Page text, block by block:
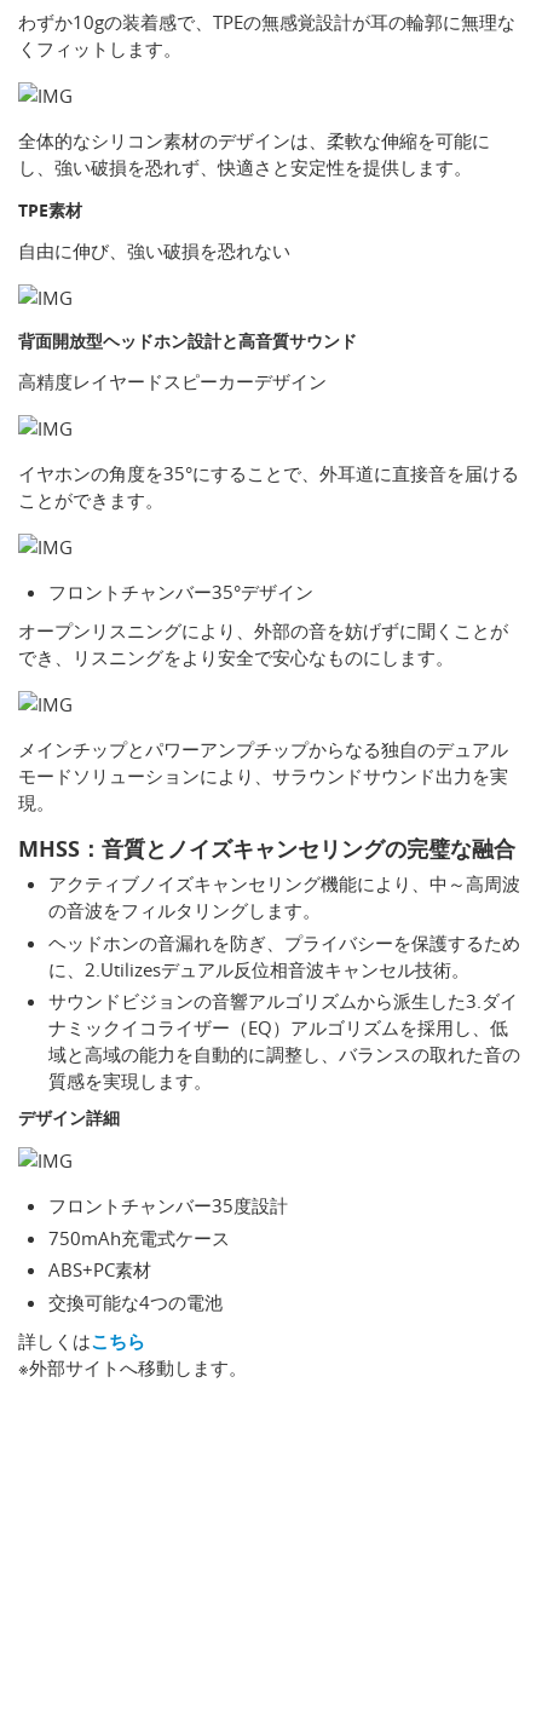
わずか10gの装着感で、TPEの無感覚設計が耳の輪郭に無理な
くフィットします。
全体的なシリコン素材のデザインは、柔軟な伸縮を可能に
し、強い破損を恐れず、快適さと安定性を提供します。
TPE素材
自由に伸び、強い破損を恐れない
背面開放型ヘッドホン設計と高音質サウンド
高精度レイヤードスピーカーデザイン
イヤホンの角度を35°にすることで、外耳道に直接音を届ける
ことができます。
フロントチャンバー35°デザイン
オープンリスニングにより、外部の音を妨げずに聞くことが
でき、リスニングをより安全で安心なものにします。
メインチップとパワーアンプチップからなる独自のデュアル
モードソリューションにより、サラウンドサウンド出力を実
現。
MHSS：音質とノイズキャンセリングの完璧な融合
アクティブノイズキャンセリング機能により、中～高周波
の音波をフィルタリングします。
ヘッドホンの音漏れを防ぎ、プライバシーを保護するため
に、2.Utilizesデュアル反位相音波キャンセル技術。
サウンドビジョンの音響アルゴリズムから派生した3.ダイ
ナミックイコライザー（EQ）アルゴリズムを採用し、低
域と高域の能力を自動的に調整し、バランスの取れた音の
質感を実現します。
デザイン詳細
フロントチャンバー35度設計
750mAh充電式ケース
ABS+PC素材
交換可能な4つの電池
詳しくはこちら
※外部サイトへ移動します。